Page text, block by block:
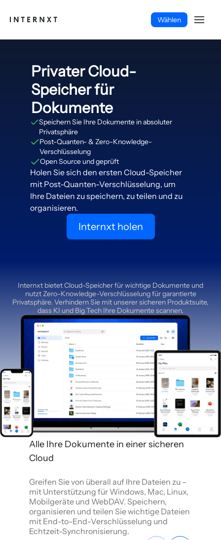
Wählen
Deutsch (DE)
Privater Cloud-
Speicher für
Dokumente
Speichern Sie Ihre Dokumente in absoluter
Privatsphäre
Post-Quanten- & Zero-Knowledge-
Verschlüsselung
Open Source und geprüft
Holen Sie sich den ersten Cloud-Speicher
mit Post-Quanten-Verschlüsselung, um
Ihre Dateien zu speichern, zu teilen und zu
organisieren.
Internxt holen
Internxt bietet Cloud-Speicher für wichtige Dokumente und
nutzt Zero-Knowledge-Verschlüsselung für garantierte
Privatsphäre. Verhindern Sie mit unserer sicheren Produktsuite,
dass KI und Big Tech Ihre Dokumente scannen.
Alle Ihre Dokumente in einer sicheren
Cloud
Greifen Sie von überall auf Ihre Dateien zu –
mit Unterstützung für Windows, Mac, Linux,
Mobilgeräte und WebDAV. Speichern,
organisieren und teilen Sie wichtige Dateien
mit End-to-End-Verschlüsselung und
Echtzeit-Synchronisierung.